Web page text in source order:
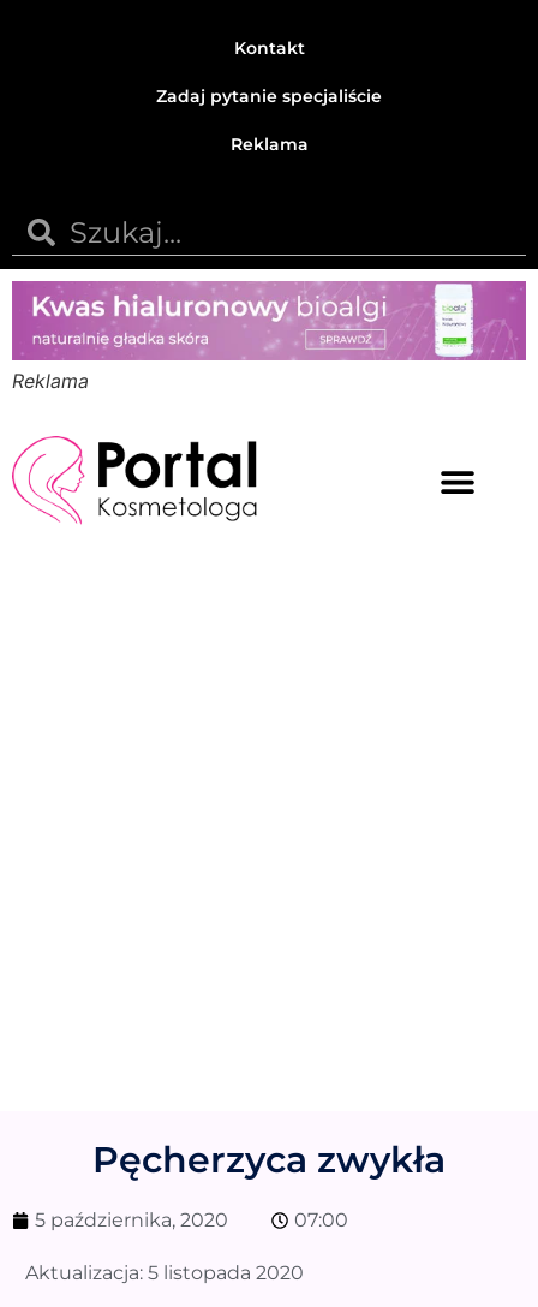
Kontakt
Zadaj pytanie specjaliście
Reklama
Reklama
Pęcherzyca zwykła
5 października, 2020 07:00
Aktualizacja: 5 listopada 2020